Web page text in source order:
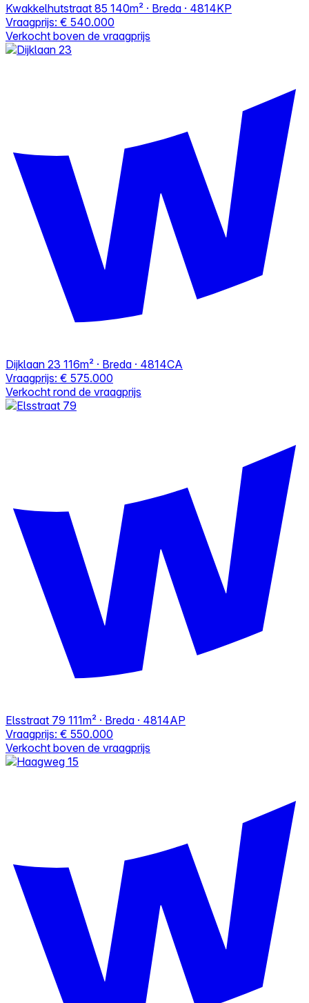
Kwakkelhutstraat 85 140m² · Breda · 4814KP
Vraagprijs: € 540.000
Verkocht boven de vraagprijs
Dijklaan 23 116m² · Breda · 4814CA
Vraagprijs: € 575.000
Verkocht rond de vraagprijs
Elsstraat 79 111m² · Breda · 4814AP
Vraagprijs: € 550.000
Verkocht boven de vraagprijs